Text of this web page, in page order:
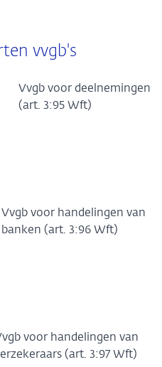
vvgb's
Vvgb voor deelnemingen
(art. 3:95 Wft)
Vvgb voor handelingen van
banken (art. 3:96 Wft)
voor handelingen van
(art. 3:97 Wft)